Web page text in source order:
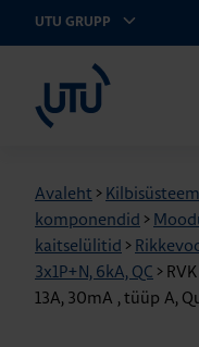
UTU GRUPP
Avaleht >
komponendid >
kaitselülitid >
3x1P+N, 6kA, QC >
13A, 30mA , tüüp A,